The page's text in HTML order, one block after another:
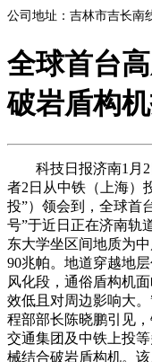
公司地址：吉林市吉长南
全球首台
破岩盾构
科技日报济南1月2
者2日从中铁（上海）
投”）领会到，全球首
号”于近日正在济南轨
东大学坐区间地质为
90兆帕。地道穿越地
风化段，通俗盾构机
效低且对周边影响大
程部部长陈晓鹏引见
交通集团及中铁上投
械结合破岩盾构机。